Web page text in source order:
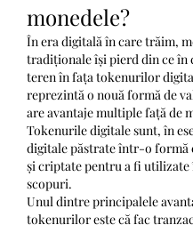
monedele?
În era digitală în care trăim,
tradiționale își pierd din ce în
teren în fața tokenurilor
reprezintă o nouă formă de
are avantaje multiple față de
Tokenurile digitale sunt, în
digitale păstrate într-o formă
și criptate pentru a fi utilizate
scopuri.
Unul dintre principalele
tokenurilor este că fac